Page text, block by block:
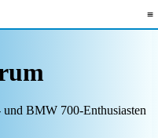
≡
BMW 700-Enthusiasten